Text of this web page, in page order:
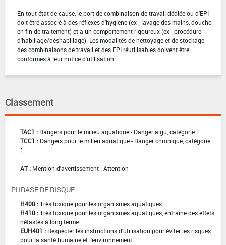
En tout état de cause, le port de combinaison de travail dédiée ou d'EPI
doit être associé à des réflexes d'hygiène (ex : lavage des mains, douche
en fin de traitement) et à un comportement rigoureux (ex : procédure
d'habillage/déshabillage). Les modalités de nettoyage et de stockage
des combinaisons de travail et des EPI réutilisables doivent être
conformes à leur notice d'utilisation.
Classement
TAC1 : Dangers pour le milieu aquatique - Danger aigu, catégorie 1
TCC1 : Dangers pour le milieu aquatique - Danger chronique, catégorie
1
AT : Mention d'avertissement : Attention
PHRASE DE RISQUE
H400 :Très toxique pour les organismes aquatiques
H410 :Très toxique pour les organismes aquatiques, entraîne des effets
néfastes à long terme
EUH401 : Respecter les instructions d'utilisation pour éviter les risques
pour la santé humaine et l'environnement